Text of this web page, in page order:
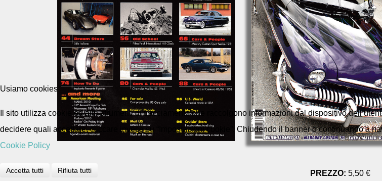
PREZZO: 5,50 €
Usiamo cookies
Il sito utilizza cookie ed altri strumenti di tracciamento che raccolgono informazioni dal dispositivo
decidere quali accettare, cliccare invece su “Impostazioni cookie”. Chiudendo il banner o continuando a
Cookie Policy
Accetta tutti Rifiuta tutti